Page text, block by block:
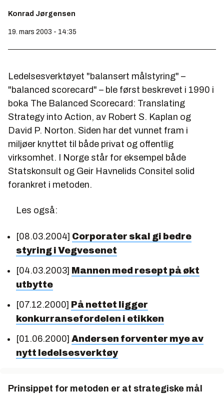
Konrad Jørgensen
19. mars 2003 - 14:35
Ledelsesverktøyet "balansert målstyring" –
"balanced scorecard" – ble først beskrevet i 1990 i
boka The Balanced Scorecard: Translating
Strategy into Action, av Robert S. Kaplan og
David P. Norton. Siden har det vunnet fram i
miljøer knyttet til både privat og offentlig
virksomhet. I Norge står for eksempel både
Statskonsult og Geir Havnelids Consitel solid
forankret i metoden.
Les også:
[08.03.2004] Corporater skal gi bedre
styring i Vegvesenet
[04.03.2003] Mannen med resept på økt
utbytte
[07.12.2000] På nettet ligger
konkurransefordelen i etikken
[01.06.2000] Andersen forventer mye av
nytt ledelsesverktøy
Prinsippet for metoden er at strategiske mål